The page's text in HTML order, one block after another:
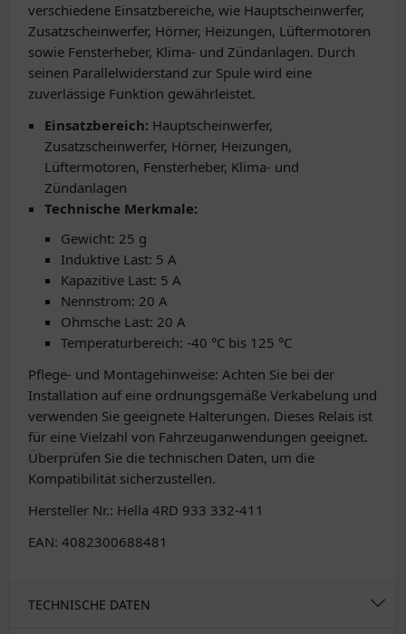
verschiedene Einsatzbereiche, wie Hauptscheinwerfer,
Zusatzscheinwerfer, Hörner, Heizungen, Lüftermotoren
sowie Fensterheber, Klima- und Zündanlagen. Durch
seinen Parallelwiderstand zur Spule wird eine
zuverlässige Funktion gewährleistet.
Einsatzbereich: Hauptscheinwerfer,
Zusatzscheinwerfer, Hörner, Heizungen,
Lüftermotoren, Fensterheber, Klima- und
Zündanlagen
Technische Merkmale:
Gewicht: 25 g
Induktive Last: 5 A
Kapazitive Last: 5 A
Nennstrom: 20 A
Ohmsche Last: 20 A
Temperaturbereich: -40 °C bis 125 °C
Pflege- und Montagehinweise: Achten Sie bei der
Installation auf eine ordnungsgemäße Verkabelung und
verwenden Sie geeignete Halterungen. Dieses Relais ist
für eine Vielzahl von Fahrzeuganwendungen geeignet.
Überprüfen Sie die technischen Daten, um die
Kompatibilität sicherzustellen.
Hersteller Nr.: Hella 4RD 933 332-411
EAN: 4082300688481
TECHNISCHE DATEN